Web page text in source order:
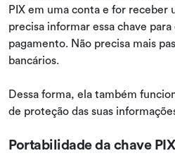
PIX em uma conta e for receber
precisa informar essa chave
pagamento. Não precisa mais
bancários.
Dessa forma, ela também
de proteção das suas
Portabilidade da chave PIX